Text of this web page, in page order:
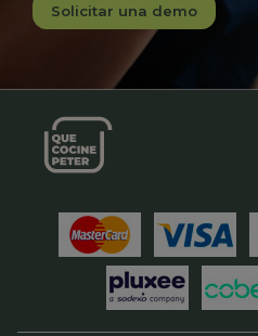
Solicitar una demo